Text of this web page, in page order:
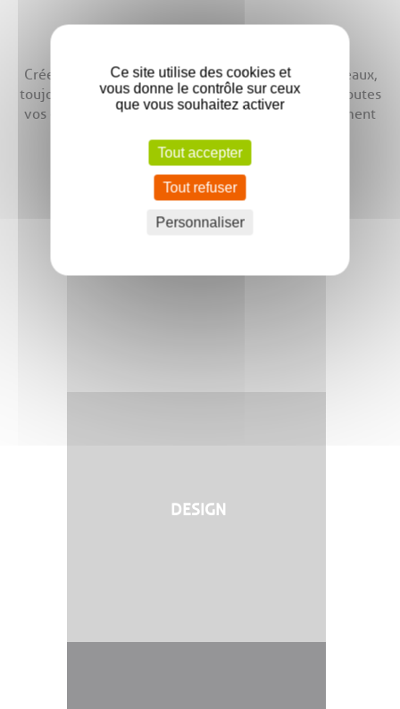
NOS ATOUTS
Créer et fabriquer des profilés alu, toujours plus beaux,
toujours plus design, adaptés à tous vos projets, à toutes
vos exigences tout en épargnant notre environnement
DESIGN
Ce site utilise des cookies et
vous donne le contrôle sur ceux
que vous souhaitez activer
Tout accepter
Tout refuser
Personnaliser